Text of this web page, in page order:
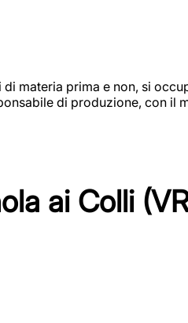
materia prima e non, si
di produzione, con il
ai Colli